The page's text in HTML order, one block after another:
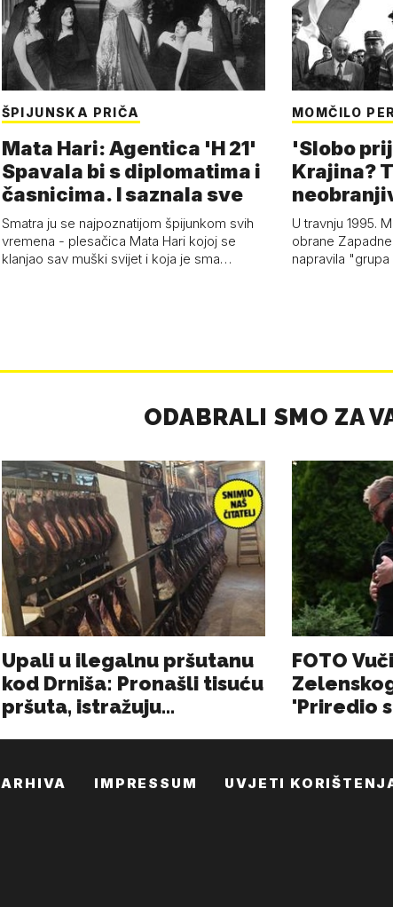
ŠPIJUNSKA PRIČA
Mata Hari: Agentica 'H 21'
Spavala bi s diplomatima i
časnicima. I saznala sve
Smatra ju se najpoznatijom špijunkom svih
vremena - plesačica Mata Hari kojoj se
klanjao sav muški svijet i koja je sma…
MOMČILO
'Slobo
Krajina?
zvao
U travnju 1995.
obrane
napravila
ARHIVA IMPRESSUM UVJETI